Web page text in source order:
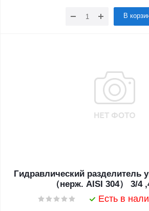
В
Гидравлический разделитель
（нерж. AISI 304） 3/4
Есть в